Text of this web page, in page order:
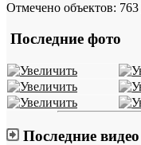
Отмечено объектов: 763
Последние фото
Последние видео